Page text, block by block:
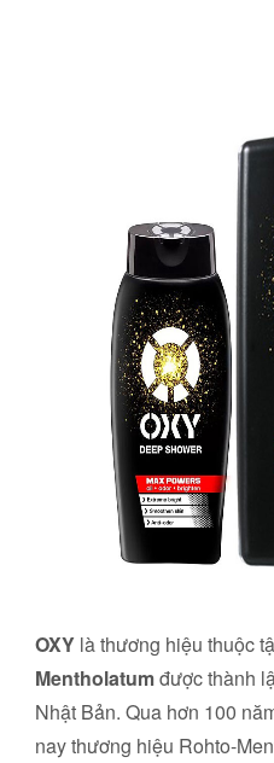
OXYlà thương hiệu thuộc
Mentholatumđược thành
Nhật Bản. Qua hơn 100
nay thương hiệu Rohto-